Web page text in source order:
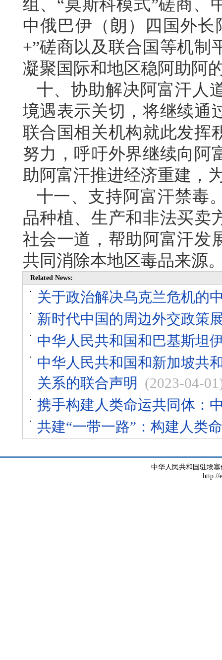
组、“莫斯科模式”磋商、
中俄巴伊（朗）四国外
+”磋商以及联合国等机制
凝聚国际和地区稳阿助阿
十、协助解决阿富汗人
境遇表示关切，将继续通
联合国相关机构就此发挥
努力，呼吁外界继续向阿
助阿富汗推进经济重建，
十一、支持阿富汗禁毒
品种植、生产和非法买卖
社会一道，帮助阿富汗发
共同消除本地区毒品来源
Related News:
关于政治解决乌克兰危机的
新时代中国的周边外交政策
中华人民共和国和巴基斯坦
中华人民共和国和新加坡共
关系的联合声明 (2023-04-
携手构建人类命运共同体：
共建“一带一路”：构建人类
中华人民共和国驻埃
http://